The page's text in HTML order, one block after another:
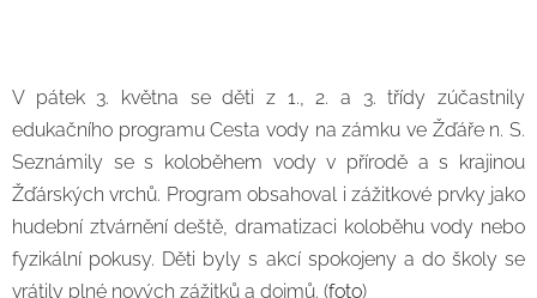
V pátek 3. května se děti z 1., 2. a 3. třídy zúčastnily
edukačního programu Cesta vody na zámku ve Žďáře n. S.
Seznámily se s koloběhem vody v přírodě a s krajinou
Žďárských vrchů. Program obsahoval i zážitkové prvky jako
hudební ztvárnění deště, dramatizaci koloběhu vody nebo
fyzikální pokusy. Děti byly s akcí spokojeny a do školy se
vrátily plné nových zážitků a dojmů. (foto)